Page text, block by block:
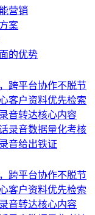
营销
案
的优势
跨平台协作不脱节
客户资料优先检索
音转达核心内容
录音数据量化考核
音给出铁证
跨平台协作不脱节
客户资料优先检索
音转达核心内容